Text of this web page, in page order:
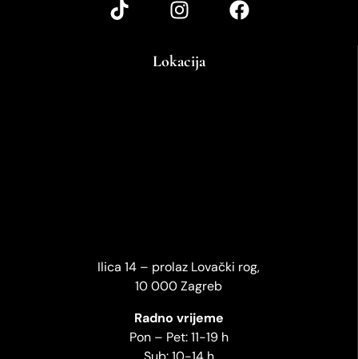
Lokacija
Ilica 14 – prolaz Lovački rog,
10 000 Zagreb
Radno vrijeme
Pon – Pet: 11-19 h